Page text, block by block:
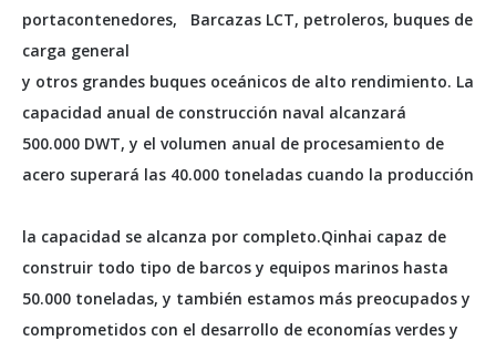
portacontenedores, Barcazas LCT, petroleros, buques de
carga general
y otros grandes buques oceánicos de alto rendimiento. La
capacidad anual de construcción naval alcanzará
500.000 DWT, y el volumen anual de procesamiento de
acero superará las 40.000 toneladas cuando la producción
la capacidad se alcanza por completo.Qinhai capaz de
construir todo tipo de barcos y equipos marinos hasta
50.000 toneladas, y también estamos más preocupados y
comprometidos con el desarrollo de economías verdes y